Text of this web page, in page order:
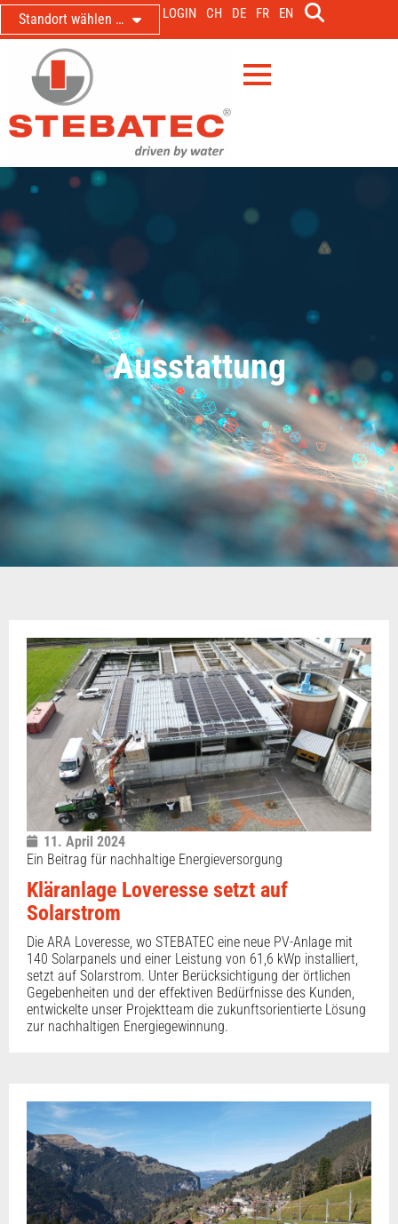
Standort wählen … LOGIN CH DE FR EN
Ausstattung
11. April 2024
Ein Beitrag für nachhaltige Energieversorgung
Kläranlage Loveresse setzt auf
Solarstrom
Die ARA Loveresse, wo STEBATEC eine neue PV-Anlage mit
140 Solarpanels und einer Leistung von 61,6 kWp installiert,
setzt auf Solarstrom. Unter Berücksichtigung der örtlichen
Gegebenheiten und der effektiven Bedürfnisse des Kunden,
entwickelte unser Projektteam die zukunftsorientierte Lösung
zur nachhaltigen Energiegewinnung.